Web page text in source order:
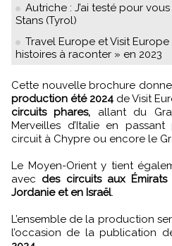
Autriche : J’ai testé pour
Stans (Tyrol)
Travel Europe et Visit
histoires à raconter » en 2023
Cette nouvelle brochure
production été 2024 de Visit
circuits phares, allant du
Merveilles d’Italie en
circuit à Chypre ou encore le
Le Moyen-Orient y tient
avec des circuits aux
Jordanie et en Israël.
L’ensemble de la production
l’occasion de la publication